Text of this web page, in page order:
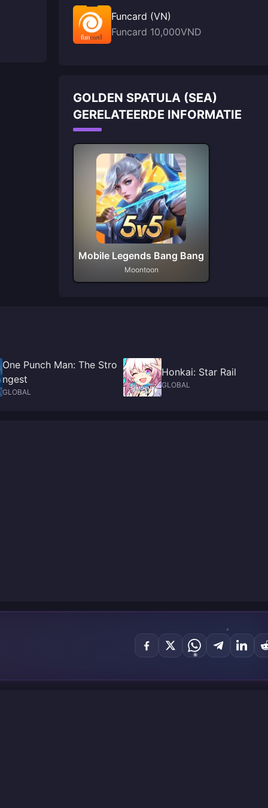
Funcard (VN)
Funcard 10,000VND
GOLDEN SPATULA (SEA)
GERELATEERDE INFORMATIE
Mobile Legends Bang Bang
Moontoon
One Punch Man: The Stro
ngest
GLOBAL
Honkai: Star Rail
GLOBAL